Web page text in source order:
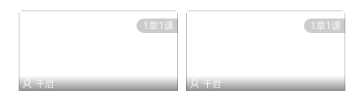
1章1课
 千启
1章1课
 千启